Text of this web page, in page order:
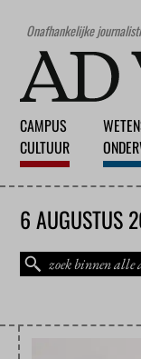
Onafhankelijke
CAMPUS
CULTUUR
6 AUGUSTUS